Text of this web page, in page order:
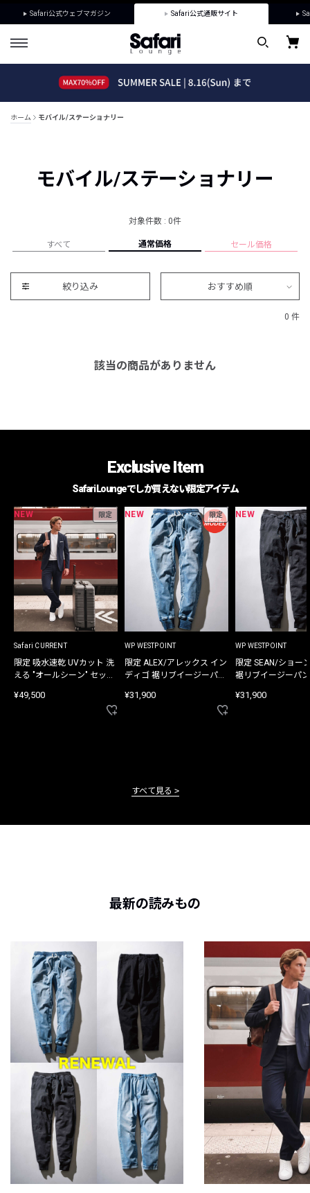
Safari公式ウェブマガジン Safari公式通販サイト
ホーム モバイル/ステーショナリー
モバイル/ステーショナリー
対象件数 : 0件
すべて 通常価格 セール価格
絞り込み おすすめ順
0 件
該当の商品がありません
Exclusive Item
Safari Loungeでしか買えない限定アイテム
NEW 限定
Safari CURRENT
限定 吸水速乾 UVカット 洗
える "オールシーン" セット
¥49,500
NEW 限定
WP WESTPOINT
限定 ALEX/アレックス イン
ディゴ 裾リブイージーパン
¥31,900
NEW
WP WESTPOINT
限定 SEAN/ショー
裾リブイージーパ
¥31,900
すべて見る
最新の読みもの